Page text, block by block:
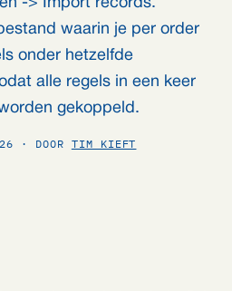
-> Import records.
waarin je per order
onder hetzelfde
alle regels in een keer
gekoppeld.
· DOOR TIM KIEFT